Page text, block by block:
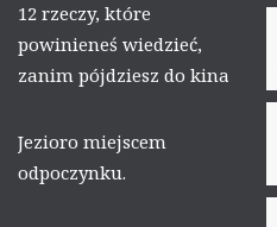
12 rzeczy, które
powinieneś wiedzieć,
zanim pójdziesz do kina
Jezioro miejscem
odpoczynku.